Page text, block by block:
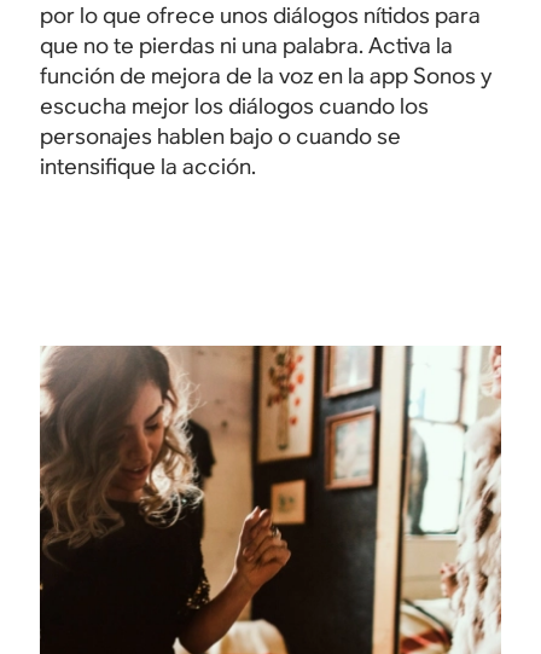
por lo que ofrece unos diálogos nítidos para
que no te pierdas ni una palabra. Activa la
función de mejora de la voz en la app Sonos y
escucha mejor los diálogos cuando los
personajes hablen bajo o cuando se
intensifique la acción.